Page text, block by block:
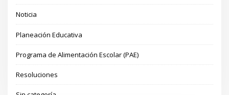
Noticia
Planeación Educativa
Programa de Alimentación Escolar (PAE)
Resoluciones